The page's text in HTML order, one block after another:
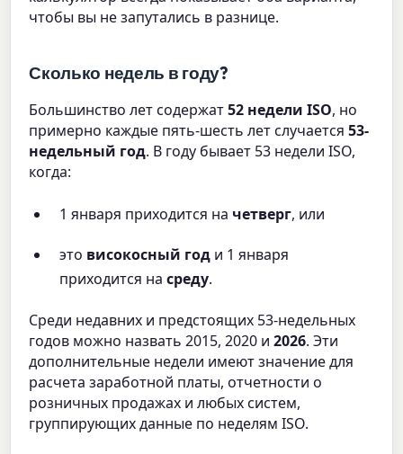
чтобы вы не запутались в разнице.
Сколько недель в году?
Большинство лет содержат52 недели ISO, но
примерно каждые пять-шесть лет случается53-
недельный год. В году бывает 53 недели ISO,
когда:
1 января приходится на четверг, или
это високосный год и 1 января
приходится насреду.
Среди недавних и предстоящих 53-недельных
годов можно назвать 2015, 2020 и2026. Эти
дополнительные недели имеют значение для
расчета заработной платы, отчетности о
розничных продажах и любых систем,
группирующих данные по неделям ISO.